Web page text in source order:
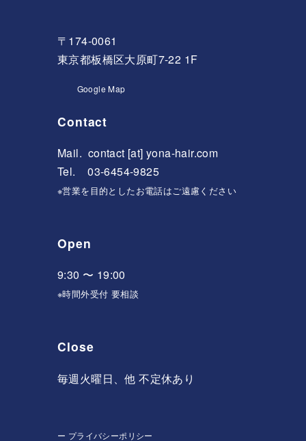
〒174-0061
東京都板橋区大原町7-22 1F
Google Map
Contact
Mail. contact [at] yona-hair.com
Tel. 03-6454-9825
※営業を目的としたお電話はご遠慮ください
Open
9:30 〜 19:00
※時間外受付 要相談
Close
毎週火曜日、他 不定休あり
ー プライバシーポリシー